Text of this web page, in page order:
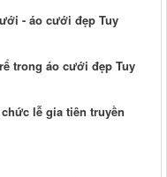
- áo cưới đẹp Tuy
trong áo cưới đẹp Tuy
lễ gia tiên truyền